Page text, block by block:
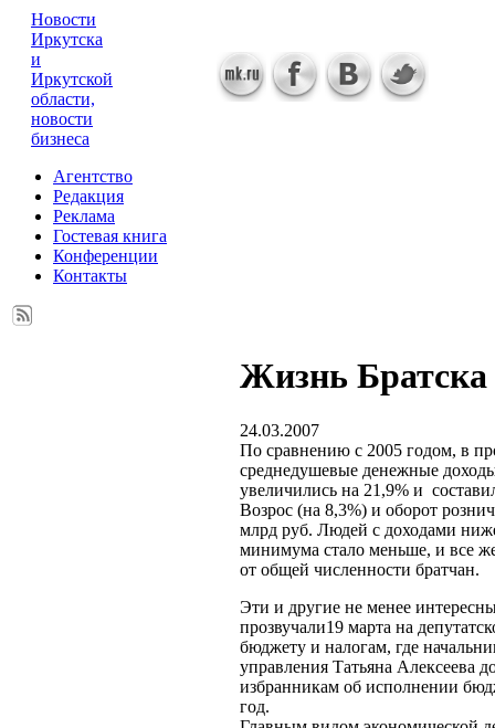
Новости
Иркутска
и
Иркутской
области,
новости
бизнеса
Агентство
Редакция
Реклама
Гостевая книга
Конференции
Контакты
Жизнь
24.03.2007
По сравнению с 2005 годом, в
среднедушевые денежные
увеличились на 21,9% и
Возрос (на 8,3%) и оборот
млрд руб. Людей с доходами
минимума стало меньше, и все
от общей численности братчан.
Эти и другие не менее
прозвучали19 марта на
бюджету и налогам, где
управления Татьяна Алексеева
избранникам об исполнении
год.